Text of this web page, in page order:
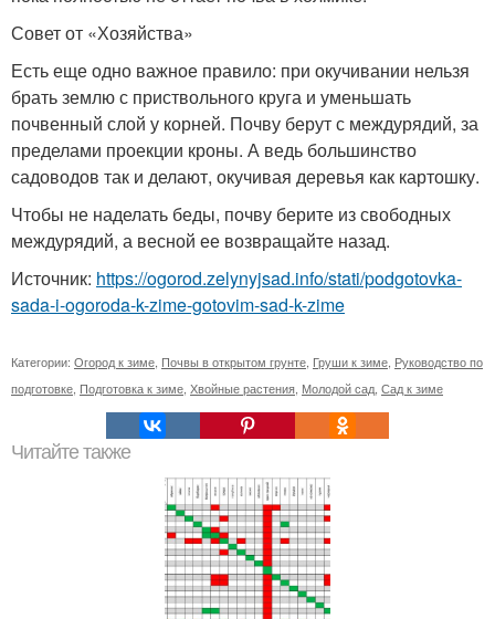
Совет от «Хозяйства»
Есть еще одно важное правило: при окучивании нельзя
брать землю с приствольного круга и уменьшать
почвенный слой у корней. Почву берут с междурядий, за
пределами проекции кроны. А ведь большинство
садоводов так и делают, окучивая деревья как картошку.
Чтобы не наделать беды, почву берите из свободных
междурядий, а весной ее возвращайте назад.
Источник: https://ogorod.zelynyjsad.info/stati/podgotovka-
sada-i-ogoroda-k-zime-gotovim-sad-k-zime
Категории: Огород к зиме Почвы в открытом грунте Груши к зиме Руководство по
подготовке Подготовка к зиме Хвойные растения Молодой сад Сад к зиме
Читайте также